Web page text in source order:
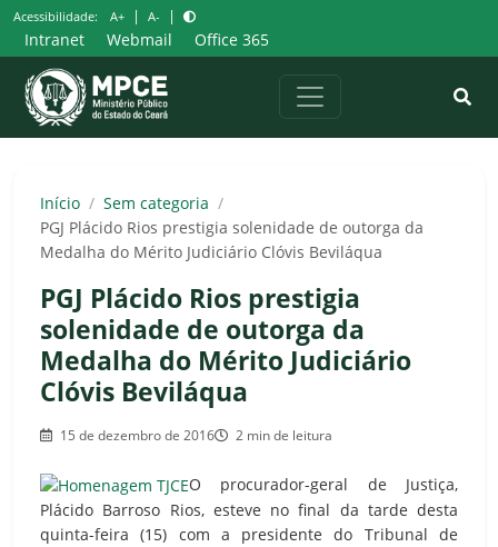
Pular
para
o
conteúdo
Acessibilidade: A+ | A- |
Intranet Webmail Office 365
Início / Sem categoria /
PGJ Plácido Rios prestigia solenidade de outorga da
Medalha do Mérito Judiciário Clóvis Beviláqua
PGJ Plácido Rios prestigia
solenidade de outorga da
Medalha do Mérito Judiciário
Clóvis Beviláqua
15 de dezembro de 2016 2 min de leitura
O procurador-geral de Justiça,
Plácido Barroso Rios, esteve no final da tarde desta
quinta-feira (15) com a presidente do Tribunal de